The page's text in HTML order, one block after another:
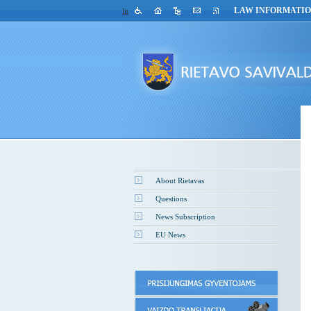
lit LAW
About Rietavas
Questions
News Subscription
EU News